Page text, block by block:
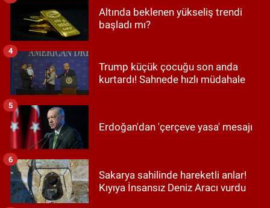
Altında beklenen yükseliş trendi
başladı mı?
Trump küçük çocuğu son anda
kurtardı! Sahnede hızlı müdahale
4
Erdoğan'dan 'çerçeve yasa' mesajı
5
Sakarya sahilinde hareketli anlar!
Kıyıya İnsansız Deniz Aracı vurdu
6